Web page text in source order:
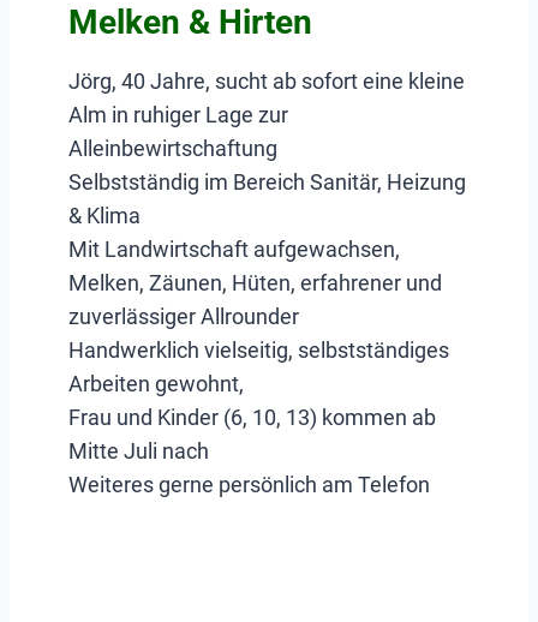
Melken & Hirten
Jörg, 40 Jahre, sucht ab sofort eine kleine
Alm in ruhiger Lage zur
Alleinbewirtschaftung
Selbstständig im Bereich Sanitär, Heizung
& Klima
Mit Landwirtschaft aufgewachsen,
Melken, Zäunen, Hüten, erfahrener und
zuverlässiger Allrounder
Handwerklich vielseitig, selbstständiges
Arbeiten gewohnt,
Frau und Kinder (6, 10, 13) kommen ab
Mitte Juli nach
Weiteres gerne persönlich am Telefon